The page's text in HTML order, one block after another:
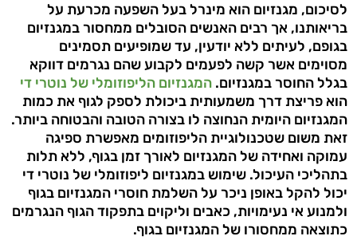
לסיכום, מגנזיום הוא מינרל בעל השפעה מכרעת על
בריאותנו, אך רבים האנשים הסובלים ממחסור במגנזיום
בגופם, לעיתים ללא יודעין, עד שמופיעים תסמינים
מסוימים אשר קשה לפעמים לקבוע שהם נגרמים דווקא
בגלל החוסר במגנזיום. המגנזיום הליפוזומלי של נוטרי די
הוא פריצת דרך משמעותית ביכולת לספק לגוף את כמות
המגנזיום היומית הנחוצה לו בצורה הטובה והבטוחה ביותר.
זאת משום שטכנולוגיית הליפוזומים מאפשרת ספיגה
עמוקה ואחידה של המגנזיום לאורך זמן בגוף, ללא תלות
בתהליכי העיכול. שימוש במגנזיום ליפוזומלי של נוטרי די
יכול להקל באופן ניכר על השלמת חוסרי המגנזיום בגוף
ולמנוע אי נעימויות, כאבים וליקוים בתפקוד הגוף הנגרמים
כתוצאה ממחסורו של המגנזיום בגוף.